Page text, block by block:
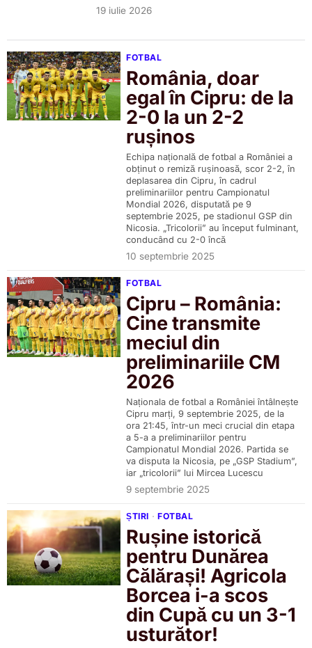
19 iulie 2026
FOTBAL
România, doar
egal în Cipru: de la
2-0 la un 2-2
rușinos
Echipa națională de fotbal a României a
obținut o remiză rușinoasă, scor 2-2, în
deplasarea din Cipru, în cadrul
preliminariilor pentru Campionatul
Mondial 2026, disputată pe 9
septembrie 2025, pe stadionul GSP din
Nicosia. „Tricolorii” au început fulminant,
conducând cu 2-0 încă
10 septembrie 2025
FOTBAL
Cipru – România:
Cine transmite
meciul din
preliminariile CM
2026
Naționala de fotbal a României întâlnește
Cipru marți, 9 septembrie 2025, de la
ora 21:45, într-un meci crucial din etapa
a 5-a a preliminariilor pentru
Campionatul Mondial 2026. Partida se
va disputa la Nicosia, pe „GSP Stadium”,
iar „tricolorii” lui Mircea Lucescu
9 septembrie 2025
ȘTIRI · FOTBAL
Rușine istorică
pentru Dunărea
Călărași! Agricola
Borcea i-a scos
din Cupă cu un 3-1
usturător!